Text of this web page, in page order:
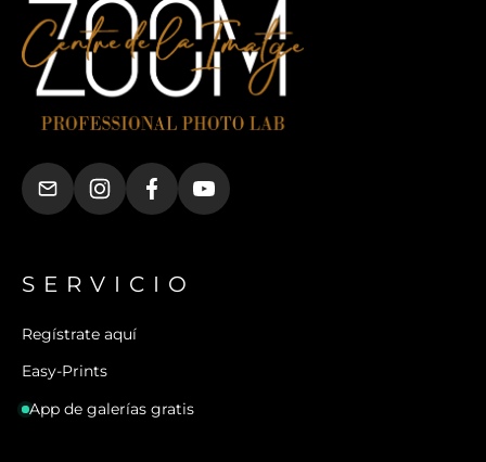
SERVICIO
Regístrate aquí
Easy-Prints
App de galerías gratis